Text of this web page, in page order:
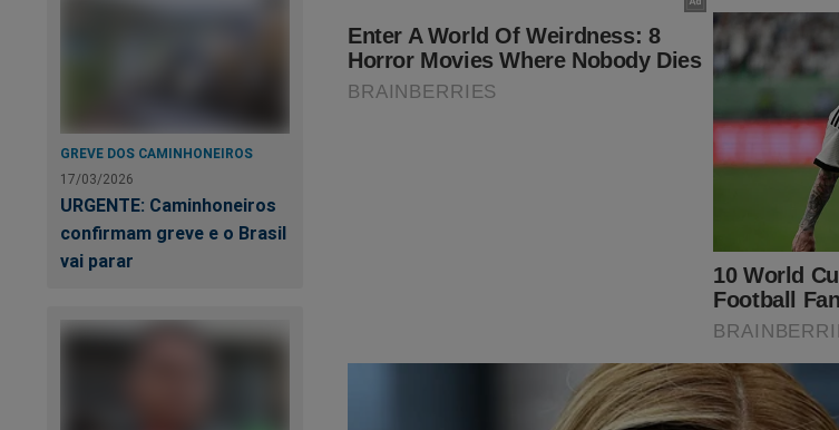
GREVE DOS CAMINHONEIROS
17/03/2026
URGENTE: Caminhoneiros
confirmam greve e o Brasil
vai parar
Talvez a verdadeira sabedoria esteja justamente nisso: trocar
O mundo de hoje clama pelo feminino amoroso — firme sem ser
ternura — unido em torno de uma causa maior: a dignidade da
Por isso, o mundo precisa da força das mulheres: amparando
homens a caminharem juntos na construção de uma paz que
Quando mulheres caminham juntas, algo muda na história.
E quando as mulheres escolhem a harpa, a humanidade